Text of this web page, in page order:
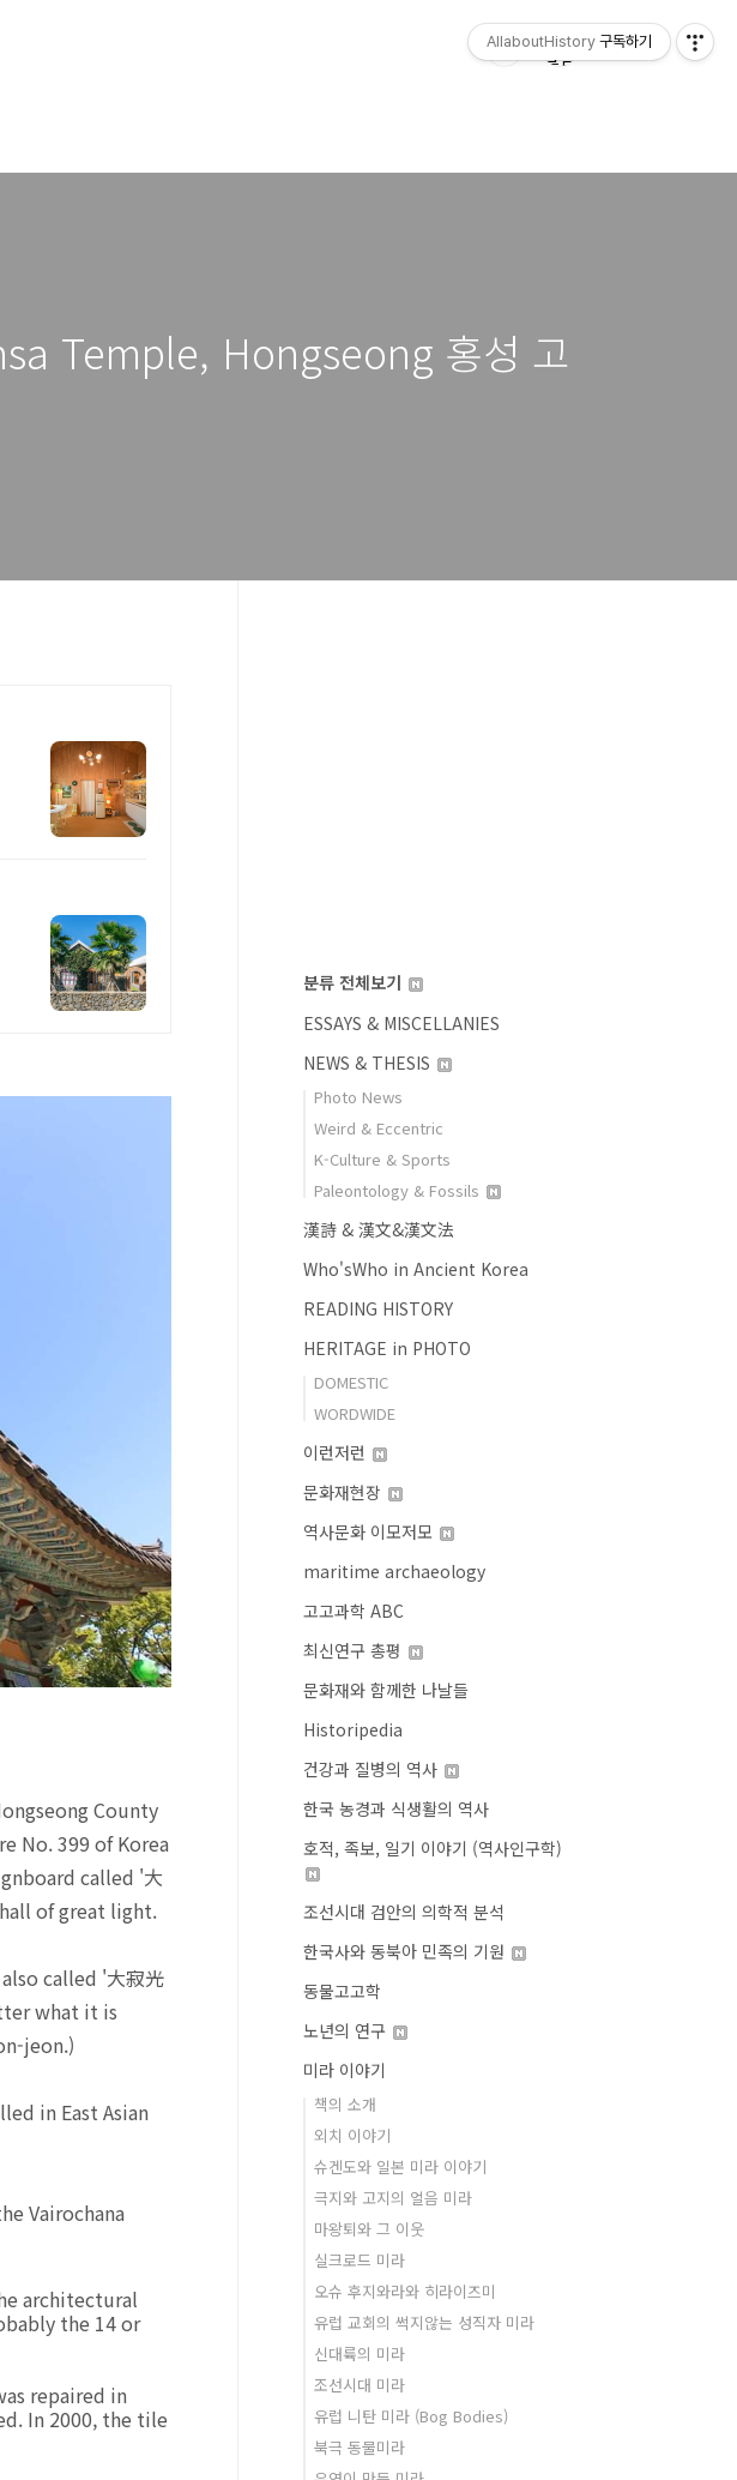
Temple, Hongseong 홍성 고
County
No. 399 of Korea
called '大
of great light.
called '大寂光
what it is
jeon.)
in East Asian
Vairochana
architectural
the 14 or
repaired in
In 2000, the tile
분류 전체보기
ESSAYS & MISCELLANIES
NEWS & THESIS
Photo News
Weird & Eccentric
K-Culture & Sports
Paleontology & Fossils
漢詩 & 漢文&漢文法
Who'sWho in Ancient Korea
READING HISTORY
HERITAGE in PHOTO
DOMESTIC
WORDWIDE
이런저런
문화재현장
역사문화 이모저모
maritime archaeology
고고과학 ABC
최신연구 총평
문화재와 함께한 나날들
Historipedia
건강과 질병의 역사
한국 농경과 식생활의 역사
호적, 족보, 일기 이야기 (역사인구학)
조선시대 검안의 의학적 분석
한국사와 동북아 민족의 기원
동물고고학
노년의 연구
미라 이야기
책의 소개
외치 이야기
슈겐도와 일본 미라 이야기
극지와 고지의 얼음 미라
마왕퇴와 그 이웃
실크로드 미라
오슈 후지와라와 히라이즈미
유럽 교회의 썩지않는 성직자 미라
신대륙의 미라
조선시대 미라
유럽 니탄 미라 (Bog Bodies)
북극 동물미라
AllaboutHistory 구독하기